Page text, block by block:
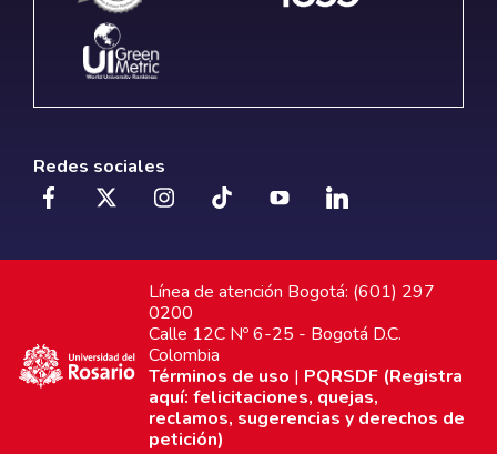
Redes sociales
Línea de atención Bogotá: (601) 297
0200
Calle 12C Nº 6-25 - Bogotá D.C.
Colombia
Términos de uso | PQRSDF (Registra
aquí: felicitaciones, quejas,
reclamos, sugerencias y derechos de
petición)